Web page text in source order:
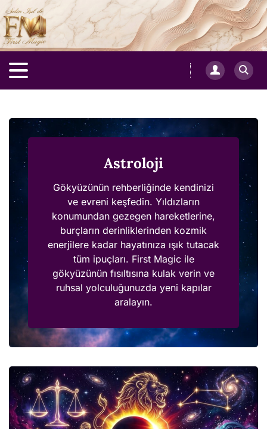
Astroloji
Gökyüzünün rehberliğinde kendinizi
ve evreni keşfedin. Yıldızların
konumundan gezegen hareketlerine,
burçların derinliklerinden kozmik
enerjilere kadar hayatınıza ışık tutacak
tüm ipuçları. First Magic ile
gökyüzünün fısıltısına kulak verin ve
ruhsal yolculuğunuzda yeni kapılar
aralayın.